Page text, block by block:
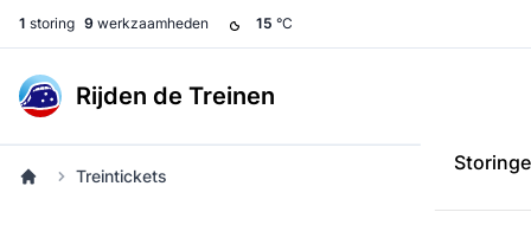
1 storing 9 werkzaamheden 15 °C
Rijden de Treinen
Treintickets